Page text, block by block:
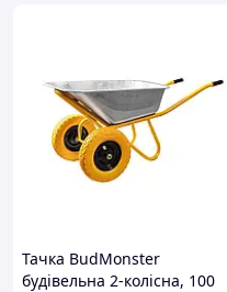
Тачка BudMonster
будівельна 2-колісна, 100